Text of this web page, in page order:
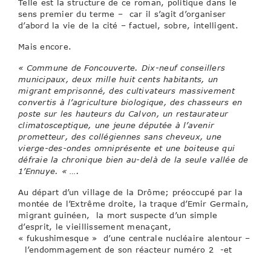
Telle est la structure de ce roman, politique dans le
sens premier du terme – car il s’agit d’organiser
d’abord la vie de la cité – factuel, sobre, intelligent.
Mais encore.
« Commune de Foncouverte. Dix-neuf conseillers
municipaux, deux mille huit cents habitants, un
migrant emprisonné, des cultivateurs massivement
convertis à l’agriculture biologique, des chasseurs en
poste sur les hauteurs du Calvon, un restaurateur
climatosceptique, une jeune députée à l’avenir
prometteur, des collégiennes sans cheveux, une
vierge-des-ondes omniprésente et une boiteuse qui
défraie la chronique bien au-delà de la seule vallée de
1’Ennuye. « ….
Au départ d’un village de la Drôme; préoccupé par la
montée de l’Extrême droite, la traque d’Emir Germain,
migrant guinéen, la mort suspecte d’un simple
d’esprit, le vieillissement menaçant,
« fukushimesque » d’une centrale nucléaire alentour –
l’endommagement de son réacteur numéro 2 -et